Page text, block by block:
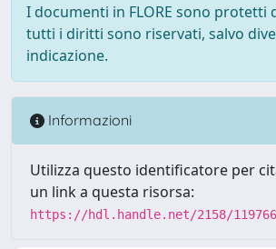
I documenti in FLORE sono protetti
tutti i diritti sono riservati, salvo
indicazione.
Informazioni
Utilizza questo identificatore per
un link a questa risorsa:
https://hdl.handle.net/2158/